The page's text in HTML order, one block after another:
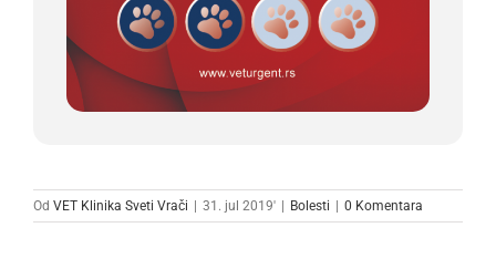
Od VET Klinika Sveti Vrači | 31. jul 2019' | Bolesti | 0 Komentara